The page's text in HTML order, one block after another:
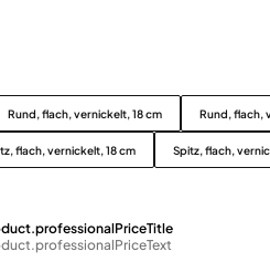
Rund, flach, vernickelt, 18 cm Rund, flach,
flach, vernickelt, 18 cm Spitz, flach,